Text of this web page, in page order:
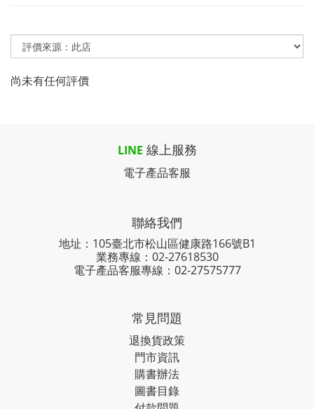
尚未有任何評價
LINE 線上服務
電子產品客服
聯絡我們
地址：105臺北市松山區健康路166號B1
業務專線： 02-27618530
電子產品客服專線：02-27575777
常見問題
退換貨政策
門市資訊
購書辦法
圖書目錄